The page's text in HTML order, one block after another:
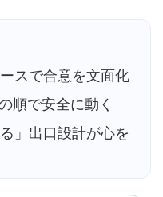
スで合意を文面化
順で安全に動く
」出口設計が心を